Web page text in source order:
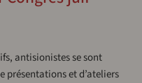
antisionistes se sont
présentations et d’ateliers